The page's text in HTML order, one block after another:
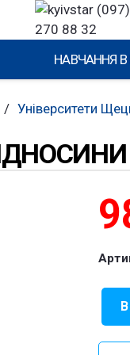
270 88 32
НАВЧАННЯ
/ Університети